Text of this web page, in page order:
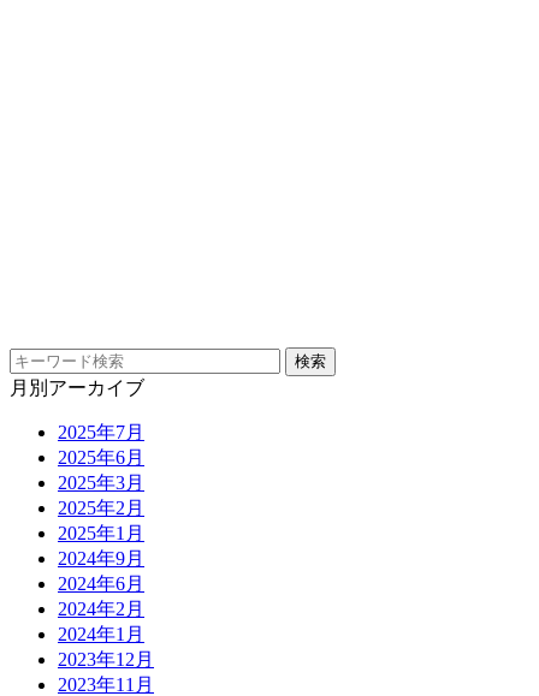
月別アーカイブ
2025年7月
2025年6月
2025年3月
2025年2月
2025年1月
2024年9月
2024年6月
2024年2月
2024年1月
2023年12月
2023年11月